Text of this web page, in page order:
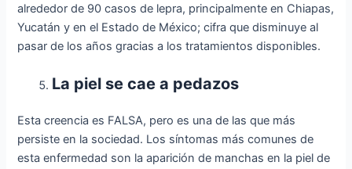
alrededor de 90 casos de lepra, principalmente en Chiapas,
Yucatán y en el Estado de México; cifra que disminuye al
pasar de los años gracias a los tratamientos disponibles.
La piel se cae a pedazos
Esta creencia es FALSA, pero es una de las que más
persiste en la sociedad. Los síntomas más comunes de
esta enfermedad son la aparición de manchas en la piel de